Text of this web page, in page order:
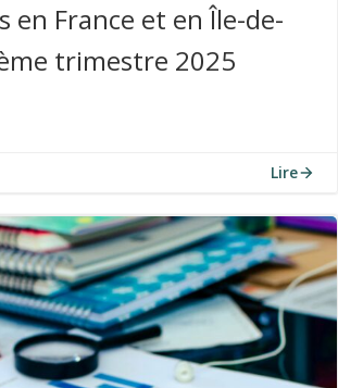
en France et en Île-de-
trimestre 2025
Lire